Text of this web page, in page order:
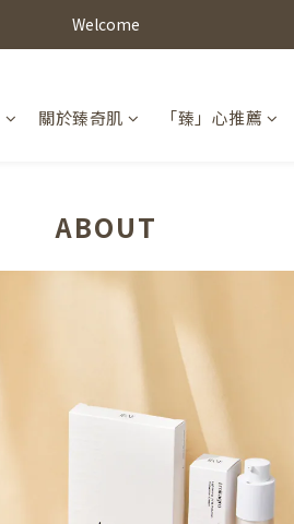
Welcome
關於臻奇肌 「臻」心推薦
ABOUT